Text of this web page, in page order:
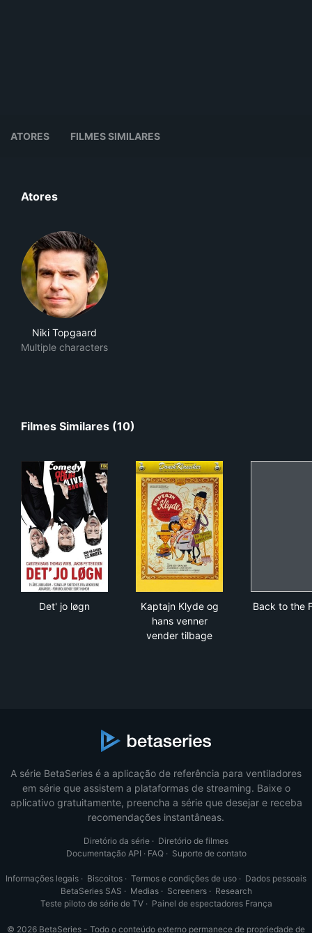
ATORES FILMES SIMILARES
Atores
Niki Topgaard
Multiple characters
Filmes Similares (10)
Det' jo løgn
Kaptajn Klyde og
hans venner
vender tilbage
Back to the
A série BetaSeries é a aplicação de referência para ventiladores
em série que assistem a plataformas de streaming. Baixe o
aplicativo gratuitamente, preencha a série que desejar e receba
recomendações instantâneas.
Diretório da série · Diretório de filmes
Documentação API · FAQ· Suporte de contato
Informações legais · Biscoitos · Termos e condições de uso · Dados pessoais
BetaSeries SAS · Medias· Screeners· Research
Teste piloto de série de TV· Painel de espectadores França
© 2026 BetaSeries - Todo o conteúdo externo permanece de propriedade de